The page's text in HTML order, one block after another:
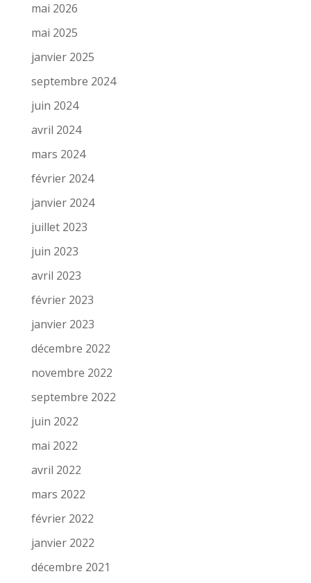
mai 2026
mai 2025
janvier 2025
septembre 2024
juin 2024
avril 2024
mars 2024
février 2024
janvier 2024
juillet 2023
juin 2023
avril 2023
février 2023
janvier 2023
décembre 2022
novembre 2022
septembre 2022
juin 2022
mai 2022
avril 2022
mars 2022
février 2022
janvier 2022
décembre 2021